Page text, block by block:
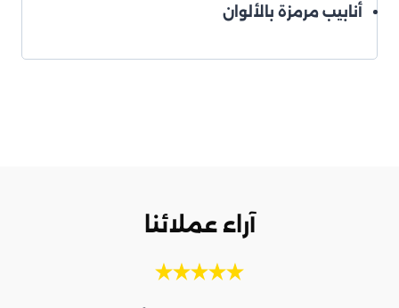
أنابيب مرمزة بالألوان
آراء عملائنا